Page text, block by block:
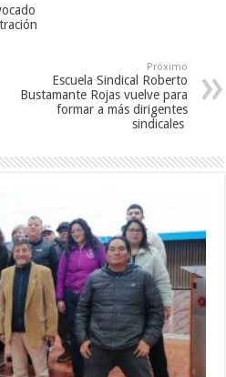
Próximo
Escuela Sindical Roberto
Bustamante Rojas vuelve para
formar a más dirigentes
sindicales